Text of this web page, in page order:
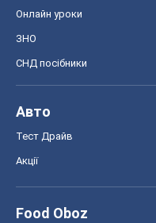
Онлайн уроки
ЗНО
СНД посібники
Авто
Тест Драйв
Акції
Food Oboz